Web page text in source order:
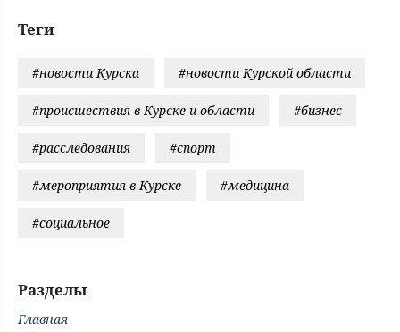
Теги
#новости Курска #новости Курской области
#происшествия в Курске и области #бизнес
#расследования #спорт
#мероприятия в Курске #медицина
#социальное
Разделы
Главная